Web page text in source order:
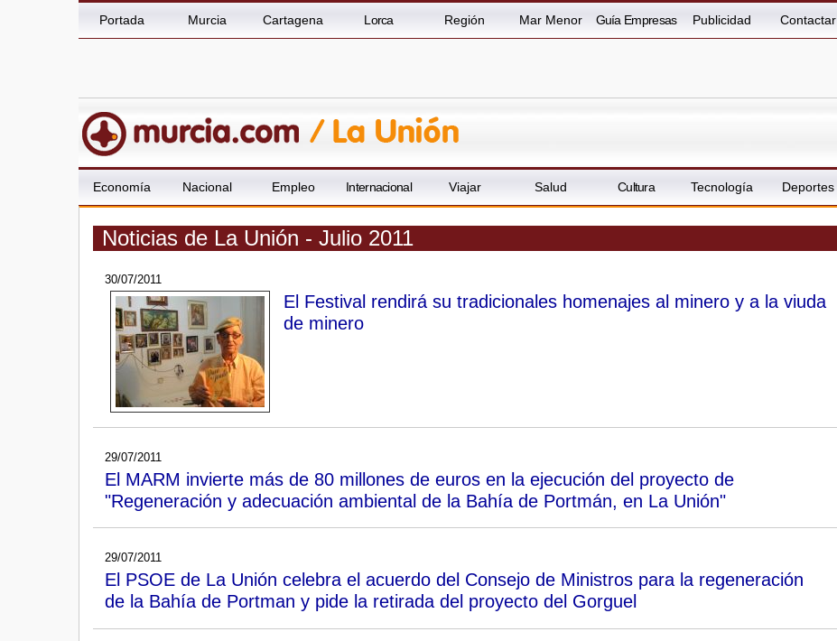
Portada Murcia Cartagena Lorca Región Mar Menor Guía Empresas Publicidad Contactar
Economía Nacional Empleo Internacional Viajar Salud Cultura Tecnología Deportes
Noticias de La Unión - Julio 2011
30/07/2011
El Festival rendirá su tradicionales homenajes al minero y a la viuda
de minero
29/07/2011
El MARM invierte más de 80 millones de euros en la ejecución del proyecto de
"Regeneración y adecuación ambiental de la Bahía de Portmán, en La Unión"
29/07/2011
El PSOE de La Unión celebra el acuerdo del Consejo de Ministros para la regeneración
de la Bahía de Portman y pide la retirada del proyecto del Gorguel